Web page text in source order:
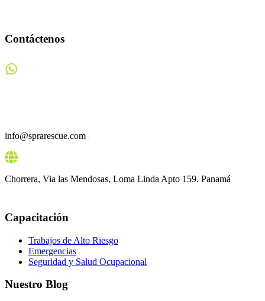
Contáctenos
info@sprarescue.com
Chorrera, Via las Mendosas, Loma Linda Apto 159. Panamá
Capacitación
Trabajos de Alto Riesgo
Emergencias
Seguridad y Salud Ocupacional
Nuestro Blog